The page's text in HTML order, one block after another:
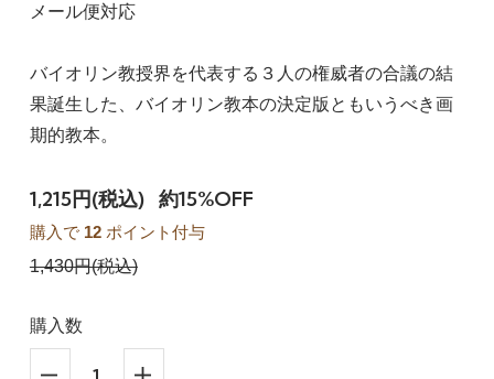
メール便対応
バイオリン教授界を代表する３人の権威者の合議の結
果誕生した、バイオリン教本の決定版ともいうべき画
期的教本。
1,215円(税込) 約15%OFF
購入で 12ポイント付与
1,430円(税込)
購入数